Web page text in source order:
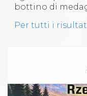
bottino di
Per tutti i